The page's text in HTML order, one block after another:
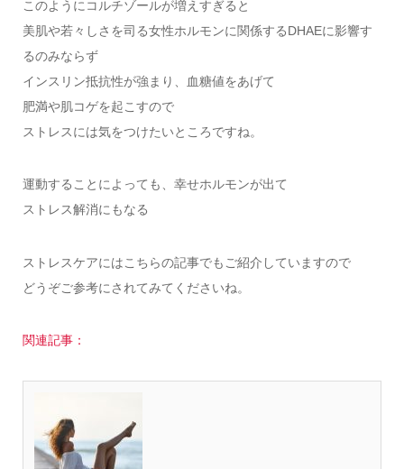
このようにコルチゾールが増えすぎると
美肌や若々しさを司る女性ホルモンに関係するDHAEに影響す
るのみならず
インスリン抵抗性が強まり、血糖値をあげて
肥満や肌コゲを起こすので
ストレスには気をつけたいところですね。
運動することによっても、幸せホルモンが出て
ストレス解消にもなる
ストレスケアにはこちらの記事でもご紹介していますので
どうぞご参考にされてみてくださいね。
関連記事：